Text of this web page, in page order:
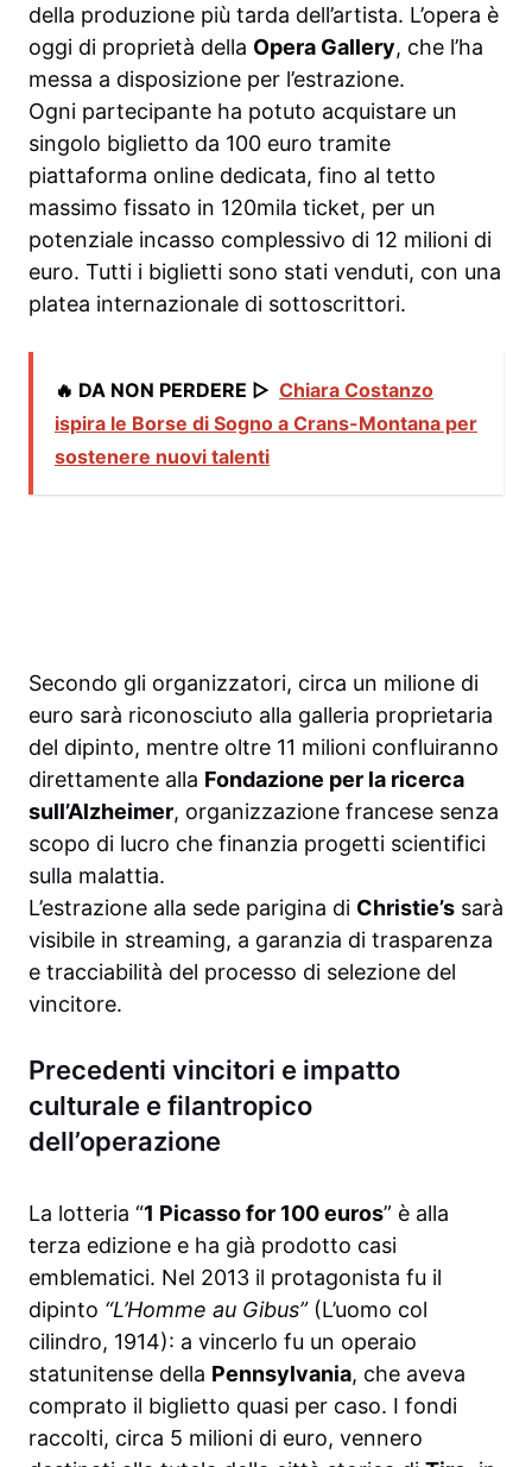
della produzione più tarda dell’artista. L’opera è
oggi di proprietà della Opera Gallery, che l’ha
messa a disposizione per l’estrazione.
Ogni partecipante ha potuto acquistare un
singolo biglietto da 100 euro tramite
piattaforma online dedicata, fino al tetto
massimo fissato in 120mila ticket, per un
potenziale incasso complessivo di 12 milioni di
euro. Tutti i biglietti sono stati venduti, con una
platea internazionale di sottoscrittori.
🔥 DA NON PERDERE ▷ Chiara Costanzo
ispira le Borse di Sogno a Crans-Montana per
sostenere nuovi talenti
Secondo gli organizzatori, circa un milione di
euro sarà riconosciuto alla galleria proprietaria
del dipinto, mentre oltre 11 milioni confluiranno
direttamente alla Fondazione per la ricerca
sull’Alzheimer, organizzazione francese senza
scopo di lucro che finanzia progetti scientifici
sulla malattia.
L’estrazione alla sede parigina di Christie’s sarà
visibile in streaming, a garanzia di trasparenza
e tracciabilità del processo di selezione del
vincitore.
Precedenti vincitori e impatto
culturale e filantropico
dell’operazione
La lotteria “1 Picasso for 100 euros” è alla
terza edizione e ha già prodotto casi
emblematici. Nel 2013 il protagonista fu il
dipinto “L’Homme au Gibus”(L’uomo col
cilindro, 1914): a vincerlo fu un operaio
statunitense della Pennsylvania, che aveva
comprato il biglietto quasi per caso. I fondi
raccolti, circa 5 milioni di euro, vennero